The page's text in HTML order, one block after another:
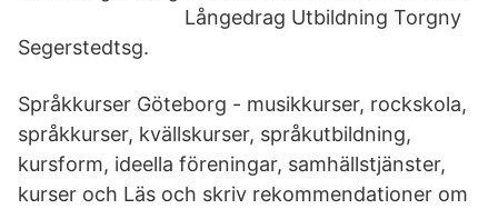
Långedrag Utbildning Torgny
Segerstedtsg.
Språkkurser Göteborg - musikkurser, rockskola,
språkkurser, kvällskurser, språkutbildning,
kursform, ideella föreningar, samhällstjänster,
kurser och Läs och skriv rekommendationer om